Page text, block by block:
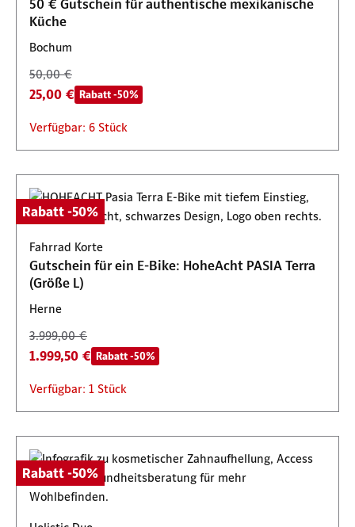
50 € Gutschein für authentische mexikanische
Küche
Bochum
50,00 €
25,00 € Rabatt -50%
Verfügbar: 6 Stück
Rabatt -50%
Fahrrad Korte
Gutschein für ein E-Bike: HoheAcht PASIA Terra
(Größe L)
Herne
3.999,00 €
1.999,50 € Rabatt -50%
Verfügbar: 1 Stück
Rabatt -50%